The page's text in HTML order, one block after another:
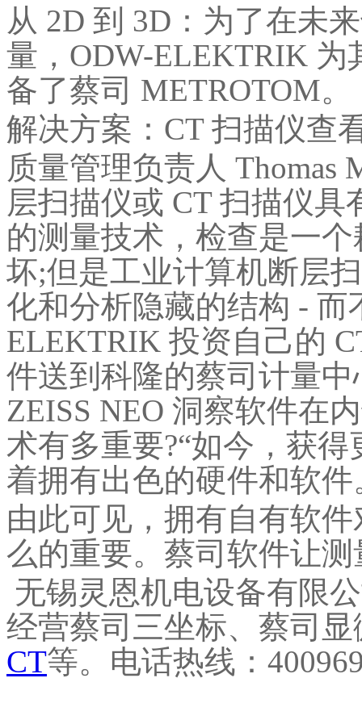
从 2D 到 3D：为了在未
量，ODW-ELEKTRIK
备了蔡司 METROTOM。
解决方案：CT 扫描仪查
质量管理负责人 Thomas
层扫描仪或 CT 扫描仪
的测量技术，检查是一
坏;但是工业计算机断层
化和分析隐藏的结构 - 而
ELEKTRIK 投资自己的
件送到科隆的蔡司计量
ZEISS NEO 洞察软件在
术有多重要?“如今，获
着拥有出色的硬件和软件
由此可见，拥有自有软
么的重要。蔡司软件让
无锡灵恩机电设备有限
经营蔡司三坐标、蔡司
CT等。电话热线：